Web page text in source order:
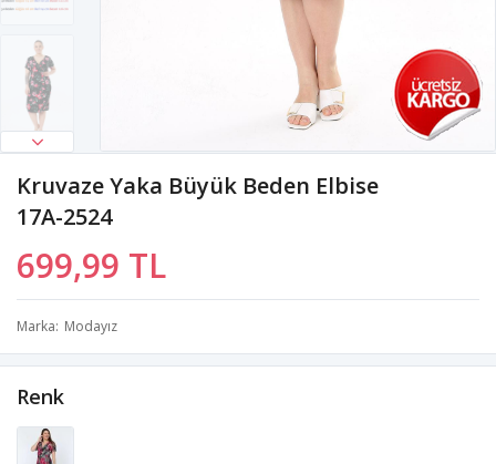
Kruvaze Yaka Büyük Beden Elbise
17A-2524
699,99 TL
Marka Modayız
Renk